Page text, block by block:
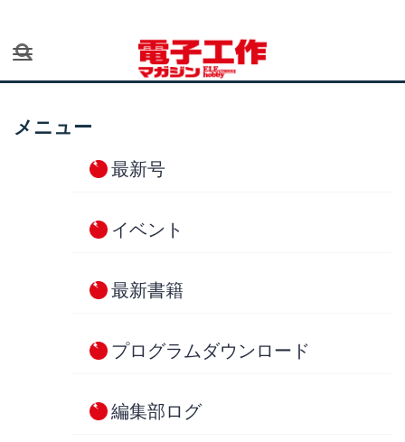
検索
メニュー
最新号
イベント
最新書籍
プログラムダウンロード
編集部ログ
ナビゲーションを切り替え